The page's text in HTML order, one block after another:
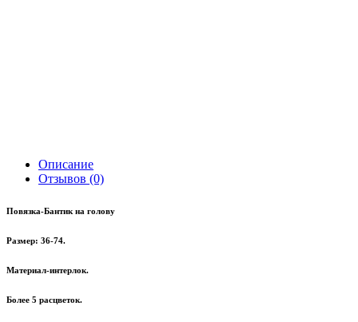
Описание
Отзывов (0)
Повязка-Бантик на голову
Размер: 36-74.
Материал-интерлок.
Более 5 расцветок.